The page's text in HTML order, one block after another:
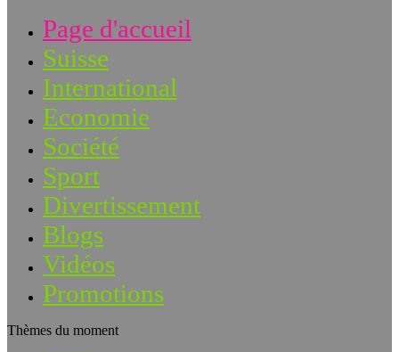
Page d'accueil
Suisse
International
Economie
Société
Sport
Divertissement
Blogs
Vidéos
Promotions
Thèmes du moment